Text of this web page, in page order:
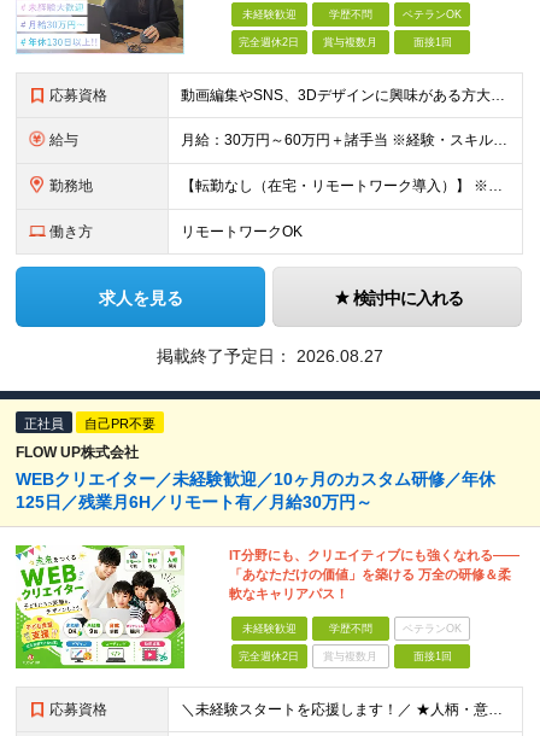
未経験歓迎 学歴不問 ベテランOK
完全週休2日 賞与複数月 面接1回
応募資格 動画編集やSNS、3Dデザインに興味がある方大歓迎！ ―★ 未経験者大歓迎！学歴・経験不問/第二新卒歓迎/WEB面接可能！ ★― 「パソコンの電源ってどうやって入れるの？」 「ワードもエクセルも使
給与 月給：30万円～60万円＋諸手当 ※経験・スキルを考慮して決定します。 試用期間中： 一都三県：月給21万円以上 ※試用期間：6ヶ月～ ※試用期間中は、契約社員となります。
勤務地 【転勤なし（在宅・リモートワーク導入）】 ※フルリモートあり ※研修中に関しても下記となります。 【本社】 東京都千代田区神田和泉町1番地6-16ヤマトビル405 【プロジェクト先】 一都三県、北
働き方 リモートワークOK
求人を見る 検討中に入れる
掲載終了予定日： 2026.08.27
正社員 自己PR不要
FLOW UP株式会社
WEBクリエイター／未経験歓迎／10ヶ月のカスタム研修／年休
125日／残業月6H／リモート有／月給30万円～
IT分野にも、クリエイティブにも強くなれる――
「あなただけの価値」を築ける 万全の研修＆柔
軟なキャリアパス！
未経験歓迎 学歴不問 ベテランOK
完全週休2日 賞与複数月 面接1回
応募資格 ＼未経験スタートを応援します！／ ★人柄・意欲を重視した採用★ 育成を前提とした採用のため、 「PCに触ったことがほとんどない…」という方の挑戦も歓迎！ ＜例えば…＞ ●やりたいことはあるけど、ス